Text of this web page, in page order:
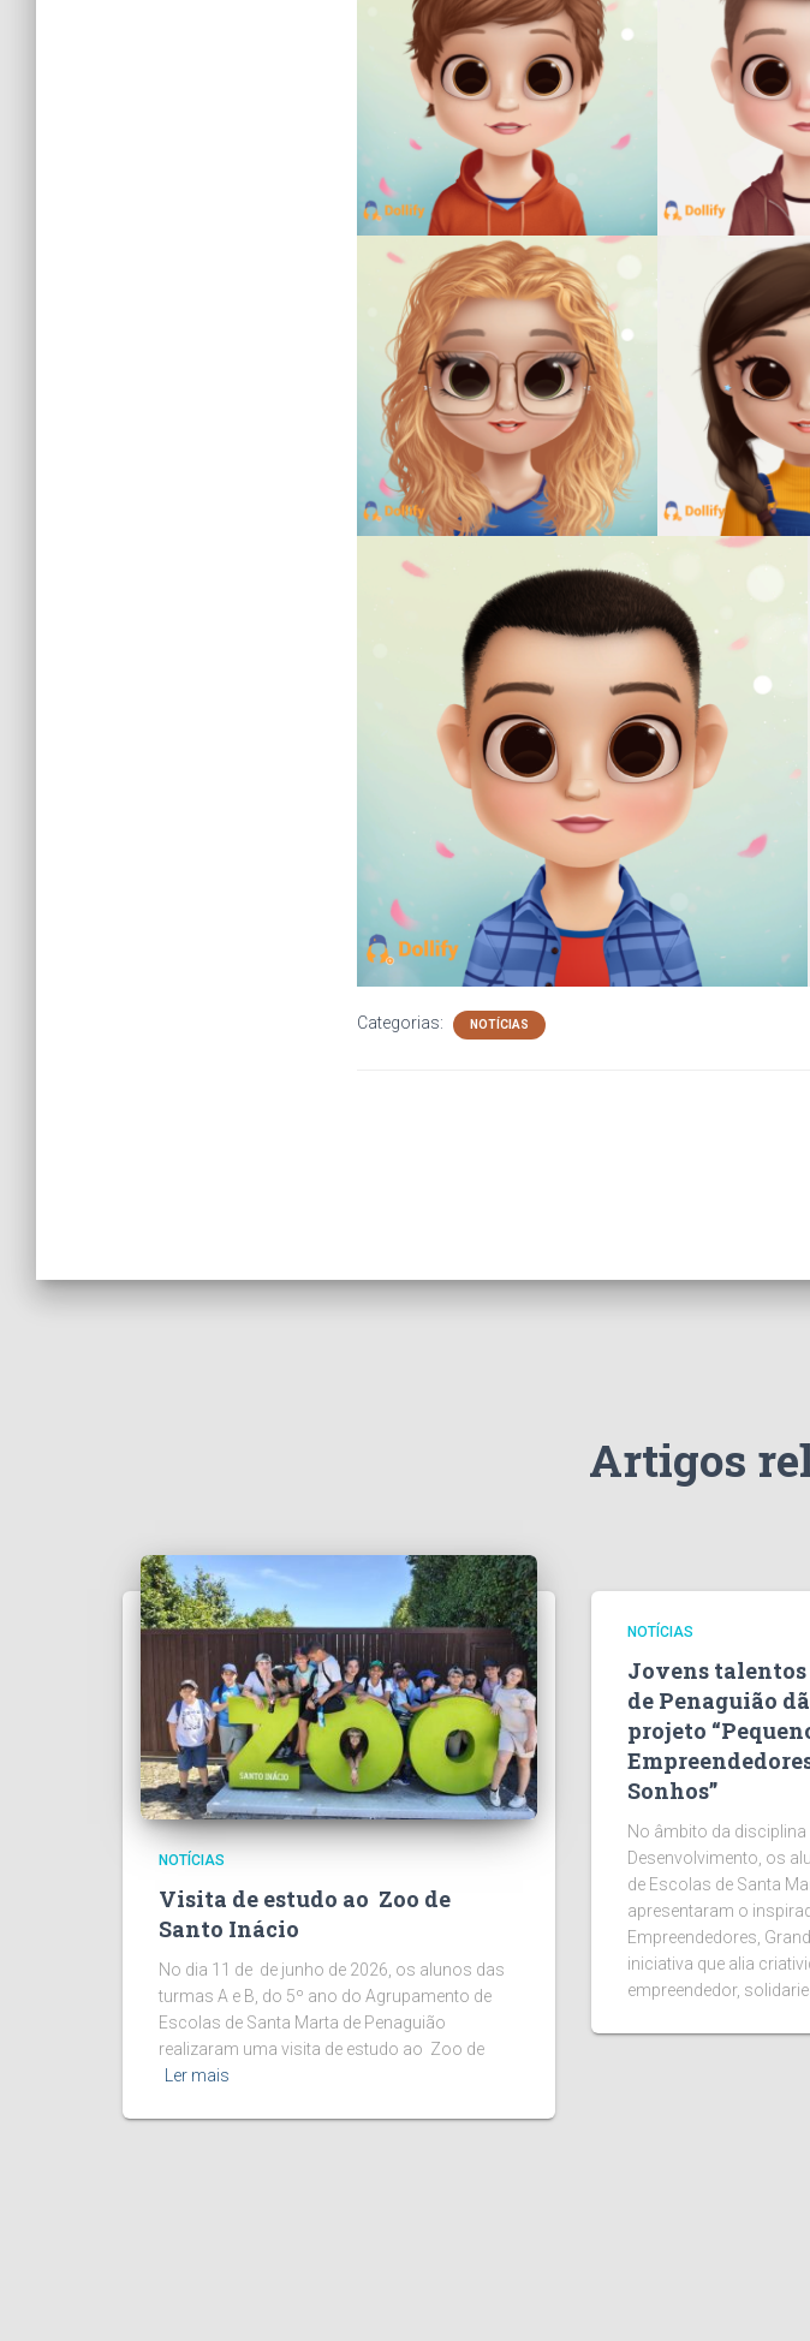
Categorias: NOTÍCIAS
Artigos
NOTÍCIAS
Visita de estudo ao Zoo de
Santo Inácio
No dia 11 de de junho de 2026, os alunos das
turmas A e B, do 5º ano do Agrupamento de
Escolas de Santa Marta de Penaguião
realizaram uma visita de estudo ao Zoo de
Ler mais
NOTÍCIAS
Jovens
de Penaguião
projeto
Sonhos”
No âmbito da disciplina
Desenvolvimento, os
de Escolas de Santa
apresentaram o
Empreendedores,
iniciativa que alia
empreendedor,